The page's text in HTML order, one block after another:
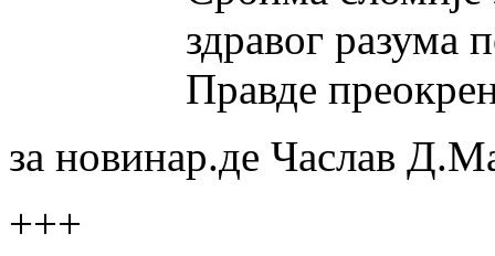
здравог разума
Правде
за новинар.де Часлав
+++